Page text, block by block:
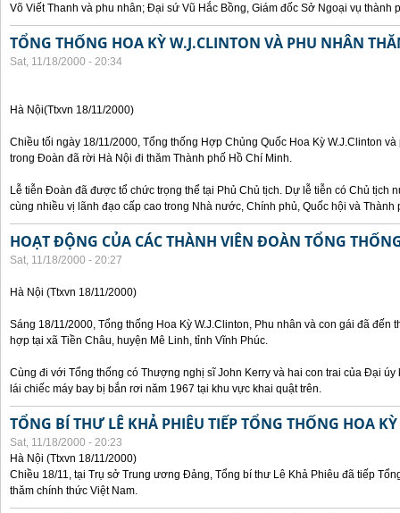
Võ Viết Thanh và phu nhân; Đại sứ Vũ Hắc Bồng, Giám đốc Sở Ngoại vụ thành
TỔNG THỐNG HOA KỲ W.J.CLINTON VÀ PHU NHÂN
Sat, 11/18/2000 - 20:34
Hà Nội(Ttxvn 18/11/2000)
Chiều tối ngày 18/11/2000, Tổng thống Hợp Chủng Quốc Hoa Kỳ W.J.Clinton
trong Đoàn đã rời Hà Nội đi thăm Thành phố Hồ Chí Minh.
Lễ tiễn Đoàn đã được tổ chức trọng thể tại Phủ Chủ tịch. Dự lễ tiễn có Chủ tịch
cùng nhiều vị lãnh đạo cấp cao trong Nhà nước, Chính phủ, Quốc hội và Thành
HOẠT ĐỘNG CỦA CÁC THÀNH VIÊN ĐOÀN TỔNG
Sat, 11/18/2000 - 20:27
Hà Nội (Ttxvn 18/11/2000)
Sáng 18/11/2000, Tổng thống Hoa Kỳ W.J.Clinton, Phu nhân và con gái đã đến
hợp tại xã Tiền Châu, huyện Mê Linh, tỉnh Vĩnh Phúc.
Cùng đi với Tổng thống có Thượng nghị sĩ John Kerry và hai con trai của Đại
lái chiếc máy bay bị bắn rơi năm 1967 tại khu vực khai quật trên.
TỔNG BÍ THƯ LÊ KHẢ PHIÊU TIẾP TỔNG THỐNG HOA
Sat, 11/18/2000 - 20:23
Hà Nội (Ttxvn 18/11/2000)
Chiều 18/11, tại Trụ sở Trung ương Đảng, Tổng bí thư Lê Khả Phiêu đã tiếp
thăm chính thức Việt Nam.